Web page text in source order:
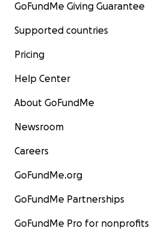
GoFundMe Giving Guarantee
Supported countries
Pricing
Help Center
About GoFundMe
Newsroom
Careers
GoFundMe.org
GoFundMe Partnerships
GoFundMe Pro for nonprofits